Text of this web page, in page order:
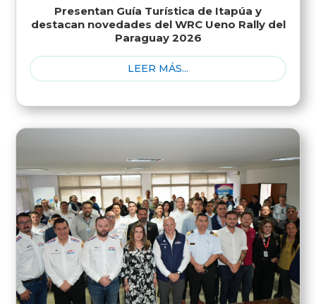
Presentan Guía Turística de Itapúa y
destacan novedades del WRC Ueno Rally del
Paraguay 2026
LEER MÁS...